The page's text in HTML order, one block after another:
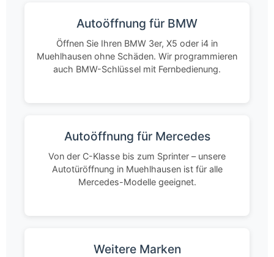
Autoöffnung für BMW
Öffnen Sie Ihren BMW 3er, X5 oder i4 in
Muehlhausen ohne Schäden. Wir programmieren
auch BMW-Schlüssel mit Fernbedienung.
Autoöffnung für Mercedes
Von der C-Klasse bis zum Sprinter – unsere
Autotüröffnung in Muehlhausen ist für alle
Mercedes-Modelle geeignet.
Weitere Marken